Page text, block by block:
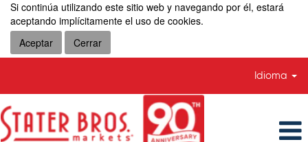
Si continúa utilizando este sitio web y navegando por él, estará
aceptando implícitamente el uso de cookies.
Aceptar
Cerrar
Idioma